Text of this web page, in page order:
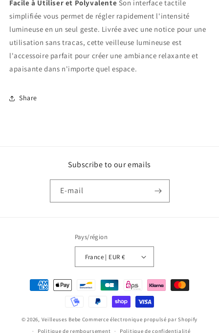
Facile à Utiliser et Polyvalente Son interface tactile
simplifiée vous permet de régler rapidement l'intensité
lumineuse en un seul geste. Livrée avec une notice pour une
utilisation sans tracas, cette veilleuse lumineuse est
l'accessoire parfait pour créer une ambiance relaxante et
apaisante dans n'importe quel espace.
Share
Subscribe to our emails
E-mail
Pays/région
France | EUR €
Moyens
© 2026, Veilleuses Bebe Commerce électronique propulsé par Shopify
Politique de remboursement
Politique de confidentialité